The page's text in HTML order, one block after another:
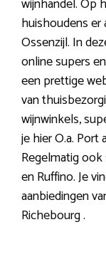
wijnhandel. Op
huishoudens er
Ossenzijl. In
online supers
een prettige
van
wijnwinkels,
je hier O.a. Port
Regelmatig
en Ruffino. Je
aanbiedingen
Richebourg .